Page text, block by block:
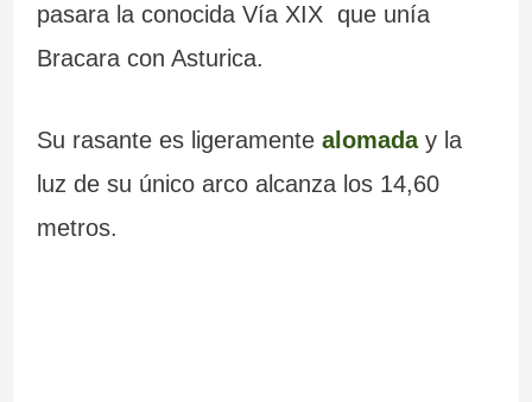
pasara la conocida Vía XIX que unía
Bracara con Asturica.
Su rasante es ligeramente alomaday la
luz de su único arco alcanza los 14,60
metros.